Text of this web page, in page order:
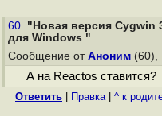
60. "Новая версия Cygwin
для Windows "
Сообщение от Аноним (60),
А на Reactos ставится?
Ответить Правка| ^ к